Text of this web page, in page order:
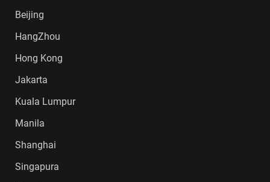
Beijing
HangZhou
Hong Kong
Jakarta
Kuala Lumpur
Manila
Shanghai
Singapura